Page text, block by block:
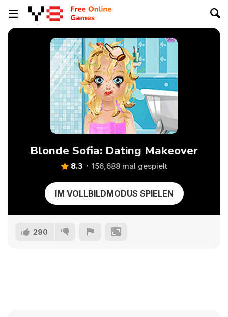
Blonde Sofia: Dating Makeover
8.3 156,688 mal gespielt
IM VOLLBILDMODUS SPIELEN
290